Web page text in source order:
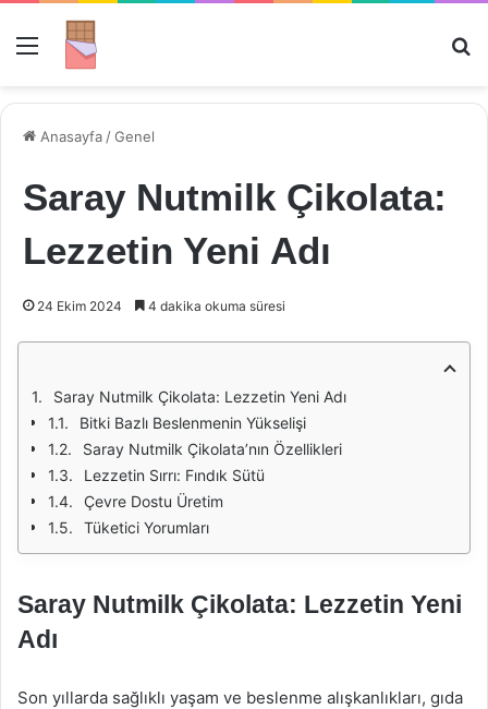
Menü
Anasayfa /Genel
Saray Nutmilk Çikolata:
Lezzetin Yeni Adı
24 Ekim 2024 4 dakika okuma süresi
Saray Nutmilk Çikolata: Lezzetin Yeni Adı
Bitki Bazlı Beslenmenin Yükselişi
Saray Nutmilk Çikolata’nın Özellikleri
Lezzetin Sırrı: Fındık Sütü
Çevre Dostu Üretim
Tüketici Yorumları
Saray Nutmilk Çikolata: Lezzetin Yeni
Adı
Son yıllarda sağlıklı yaşam ve beslenme alışkanlıkları, gıda